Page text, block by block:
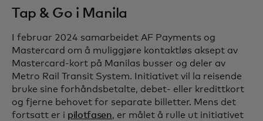
Tap & Go i Manila
I februar 2024 samarbeidet AF Payments og
Mastercard om å muliggjøre kontaktløs aksept av
Mastercard-kort på Manilas busser og deler av
Metro Rail Transit System. Initiativet vil la reisende
bruke sine forhåndsbetalte, debet- eller kredittkort
og fjerne behovet for separate billetter. Mens det
fortsatt er i pilotfasen, er målet å rulle ut initiativet